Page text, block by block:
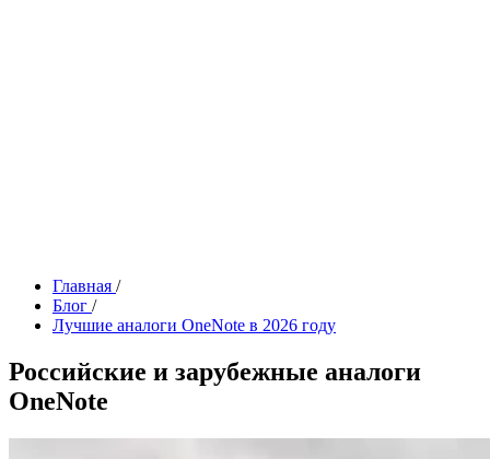
Главная /
Блог /
Лучшие аналоги OneNote в 2026 году
Российские и зарубежные аналоги
OneNote